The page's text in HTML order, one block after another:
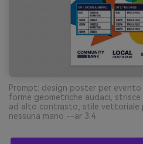
Prompt: design poster per
forme geometriche audaci,
ad alto contrasto, stile vettoriale
nessuna mano --ar 3:4